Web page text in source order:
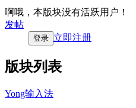
啊哦，本版块没有活跃用户！
发帖
登录 立即注册
版块列表
Yong输入法